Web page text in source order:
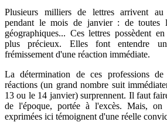
Plusieurs milliers de lettres arrivent
pendant le mois de janvier : de toutes
géographiques... Ces lettres possèdent
plus précieux. Elles font entendre
frémissement d'une réaction immédiate.
La détermination de ces professions
réactions (un grand nombre suit
13 ou le 14 janvier) surprennent. Il faut
de l'époque, portée à l'excès. Mais, on
exprimées ici témoignent d'une réelle